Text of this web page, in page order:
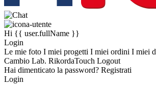
Hi {{ user.fullName }}
Login
Le mie foto I miei progetti I miei ordini I miei
Cambio Lab. RikordaTouch Logout
Hai dimenticato la password? Registrati
Login